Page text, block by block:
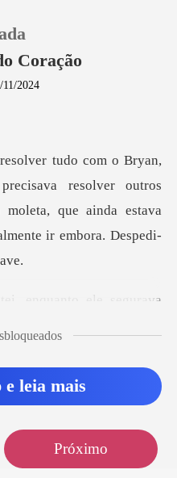
Coração
2024
ecisava resolver outros
moleta, que ainda estava
i, enquanto ele segurava
leia mais
Próximo